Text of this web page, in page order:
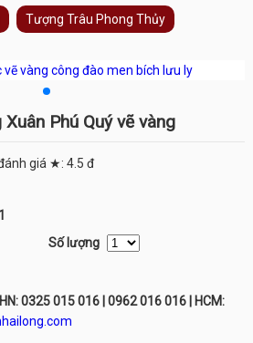
Tượng Trâu Phong Thủy
Phú Quý vẽ vàng
giá ★: 4.5 đ
Số lượng
0325 015 016 | 0962 016 016 | HCM: